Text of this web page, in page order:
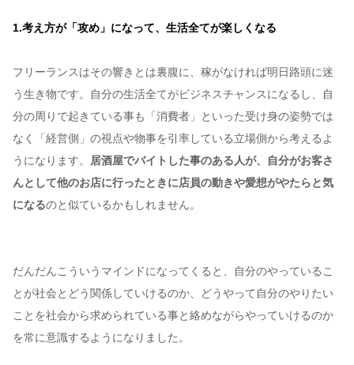
1.考え方が「攻め」になって、生活全てが楽しくなる
フリーランスはその響きとは裏腹に、稼がなければ明日路頭に迷
う生き物です。自分の生活全てがビジネスチャンスになるし、自
分の周りで起きている事も「消費者」といった受け身の姿勢では
なく「経営側」の視点や物事を引率している立場側から考えるよ
うになります。
居酒屋でバイトした事のある人が、自分がお客さ
んとして他のお店に行ったときに店員の動きや愛想がやたらと気
になるのと似ているかもしれません。
だんだんこういうマインドになってくると、自分のやっているこ
とが社会とどう関係していけるのか、どうやって自分のやりたい
ことを社会から求められている事と絡めながらやっていけるのか
を常に意識するようになりました。